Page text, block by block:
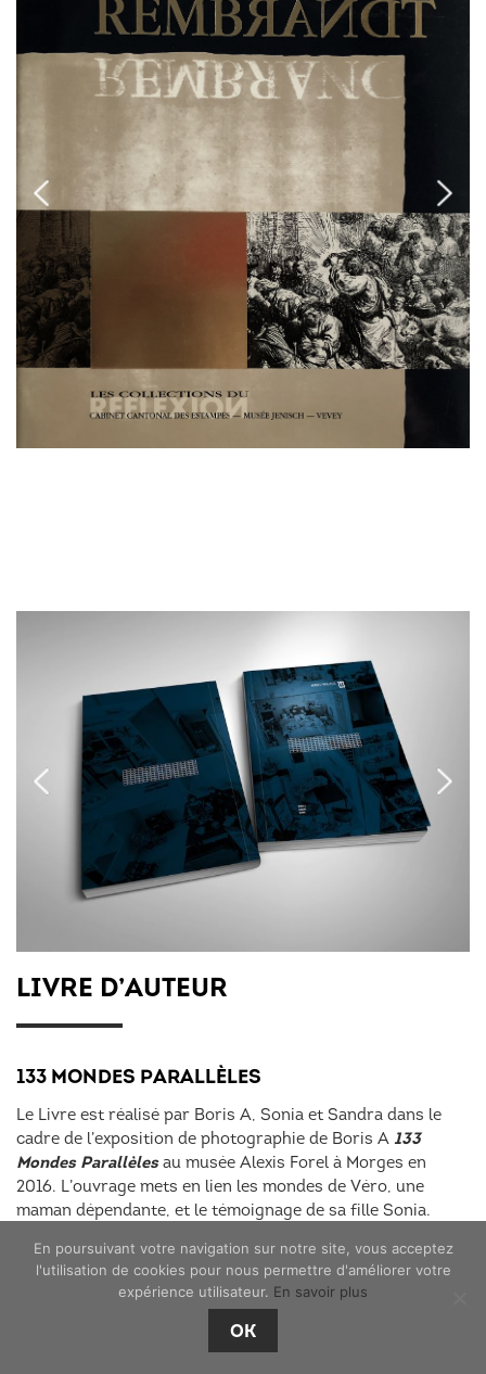
LIVRE D’AUTEUR
133 MONDES PARALLÈLES
Le Livre est réalisé par Boris A, Sonia et Sandra dans le
cadre de l’exposition de photographie de Boris A 133
Mondes Parallèlesau musée Alexis Forel à Morges en
2016. L’ouvrage mets en lien les mondes de Véro, une
maman dépendante, et le témoignage de sa fille Sonia.
hommage à cette personne dépendante à travers le livre et
l’expo, mais aussi d’attirer l’attention sur le tabou de la
dépendance avec une parole livre et poétique.
En poursuivant votre navigation sur notre site, vous acceptez
l'utilisation de cookies pour nous permettre d'améliorer votre
expérience utilisateur. En savoir plus
OK